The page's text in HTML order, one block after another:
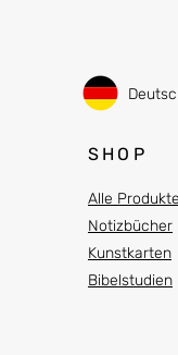
SHOP
Alle Produkte
Notizbücher
Kunstkarten
Bibelstudien